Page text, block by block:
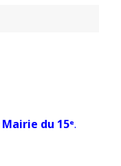
Mairie du 15ᵉ.